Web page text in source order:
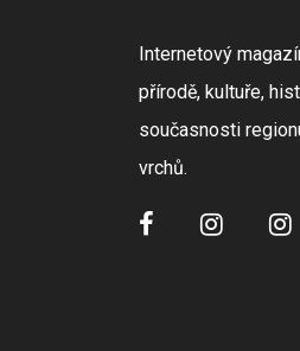
Internetový
přírodě, kultuře,
současnosti
vrchů.